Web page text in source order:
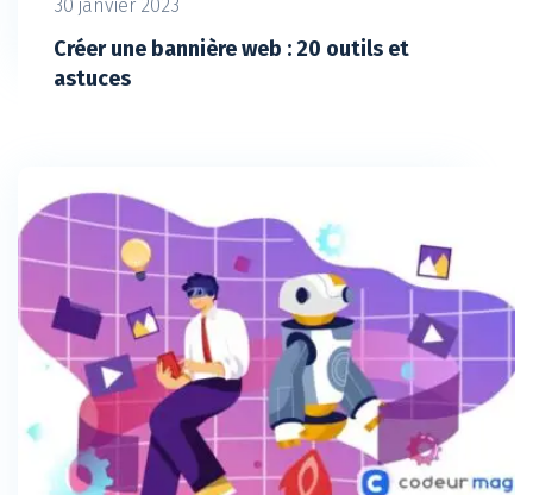
30 janvier 2023
Créer une bannière web : 20 outils et
astuces